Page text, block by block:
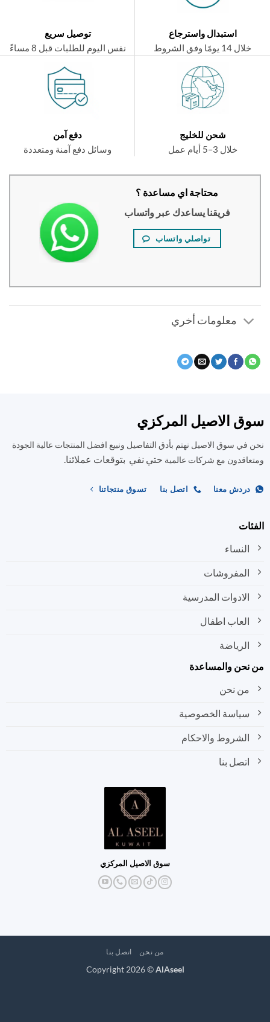
استبدال واسترجاع
توصيل سريع
نفس اليوم للطلبات قبل 8 مساءً
شحن للخليج
دفع آمن
وسائل دفع آمنة ومتعددة
محتاجة اي مساعدة ؟
فريقنا يساعدك عبر واتساب
تواصلي واتساب
معلومات أخري
الاصيل المركزي
سوق الاصيل نهتم بأدق التفاصيل ونبيع افضل المنتجات عالية الجودة
مع شركات عالميةحتي نفي بتوقعات عملائنا.
دردش معنا اتصل بنا تسوق منتجاتنا
النساء
المفروشات
الادوات المدرسية
العاب اطفال
الرياضة
والمساعدة
من نحن
سياسة الخصوصية
الشروط والاحكام
اتصل بنا
سوق الاصيل المركزي
من نحن اتصل بنا
Copyright 2026 ©AlAseel